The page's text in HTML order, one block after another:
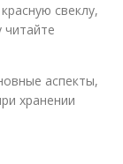
свеклу,
читайте
аспекты,
хранении